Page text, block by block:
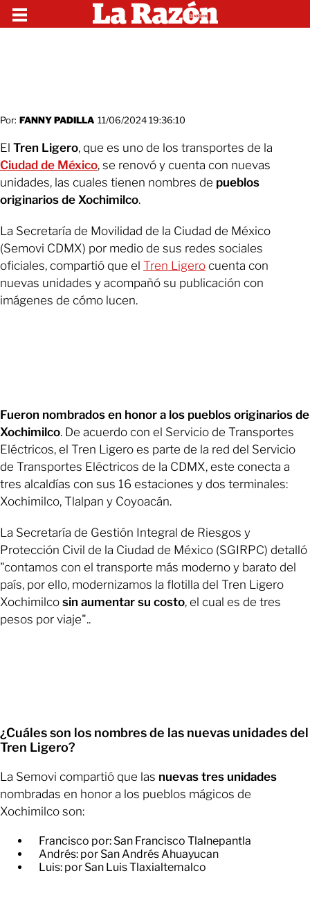
Por: FANNY PADILLA 11/06/2024 19:36:10
El Tren Ligero, que es uno de los transportes de la
Ciudad de México, se renovó y cuenta con nuevas
unidades, las cuales tienen nombres de pueblos
originarios de Xochimilco.
La Secretaría de Movilidad de la Ciudad de México
(Semovi CDMX) por medio de sus redes sociales
oficiales, compartió que el Tren Ligero cuenta con
nuevas unidades y acompañó su publicación con
imágenes de cómo lucen.
Fueron nombrados en honor a los pueblos originarios de
Xochimilco. De acuerdo con el Servicio de Transportes
Eléctricos, el Tren Ligero es parte de la red del Servicio
de Transportes Eléctricos de la CDMX, este conecta a
tres alcaldías con sus 16 estaciones y dos terminales:
Xochimilco, Tlalpan y Coyoacán.
La Secretaría de Gestión Integral de Riesgos y
Protección Civil de la Ciudad de México (SGIRPC) detalló
"contamos con el transporte más moderno y barato del
país, por ello, modernizamos la flotilla del Tren Ligero
Xochimilco sin aumentar su costo, el cual es de tres
pesos por viaje"..
¿Cuáles son los nombres de las nuevas unidades del
Tren Ligero?
La Semovi compartió que las nuevas tres unidades
nombradas en honor a los pueblos mágicos de
Xochimilco son:
Francisco por: San Francisco Tlalnepantla
​Andrés: por San Andrés Ahuayucan
​Luis: por San Luis Tlaxialtemalco